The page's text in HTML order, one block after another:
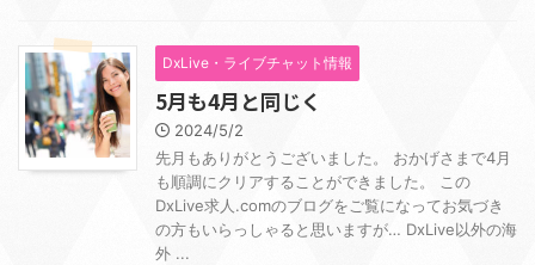
DxLive・ライブチャット情報
5月も4月と同じく
2024/5/2
先月もありがとうございました。 おかげさまで4月
も順調にクリアすることができました。 この
DxLive求人.comのブログをご覧になってお気づき
の方もいらっしゃると思いますが… DxLive以外の海
外 ...